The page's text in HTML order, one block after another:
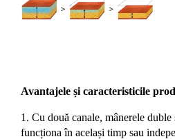
Avantajele și caracteristicile
1. Cu două canale, mânerele
funcționa în același timp sau